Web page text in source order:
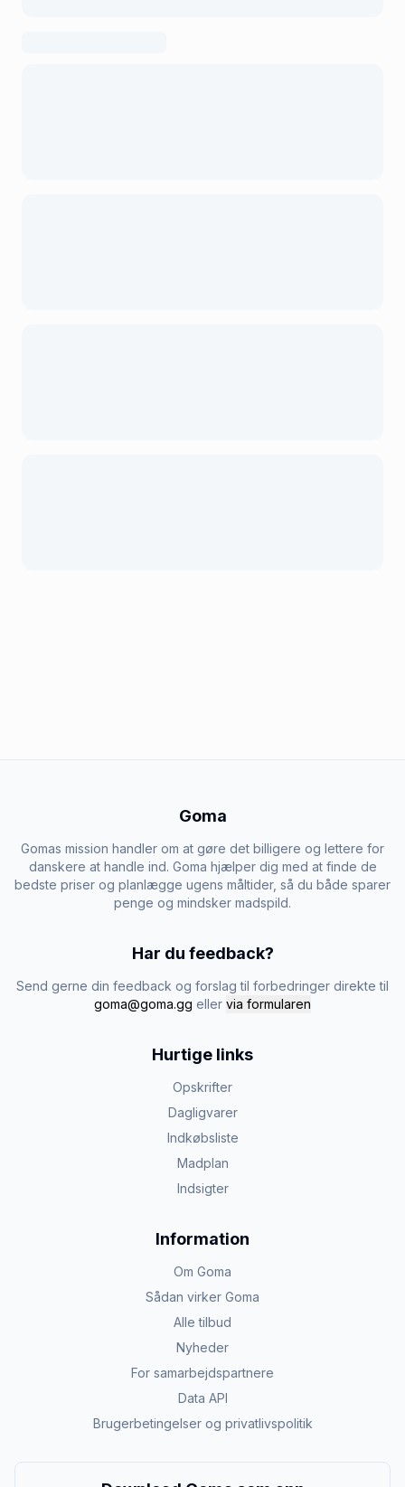
Goma
Gomas mission handler om at gøre det billigere og lettere for
danskere at handle ind. Goma hjælper dig med at finde de
bedste priser og planlægge ugens måltider, så du både sparer
penge og mindsker madspild.
Har du feedback?
Send gerne din feedback og forslag til forbedringer direkte til
goma@goma.gg eller via formularen
Hurtige links
Opskrifter
Dagligvarer
Indkøbsliste
Madplan
Indsigter
Information
Om Goma
Sådan virker Goma
Alle tilbud
Nyheder
For samarbejdspartnere
Data API
Brugerbetingelser og privatlivspolitik